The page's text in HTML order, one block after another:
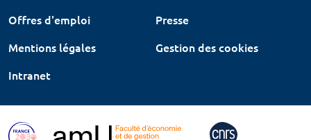
Offres d'emploi
Presse
Mentions légales
Gestion des cookies
Intranet